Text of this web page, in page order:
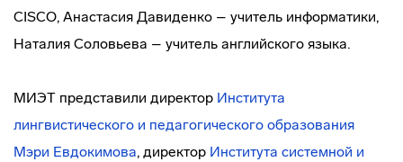
CISCO, Анастасия Давиденко – учитель информатики,
Наталия Соловьева – учитель английского языка.
МИЭТ представили директор Института
лингвистического и педагогического образования
Мэри Евдокимова, директор Института системной и